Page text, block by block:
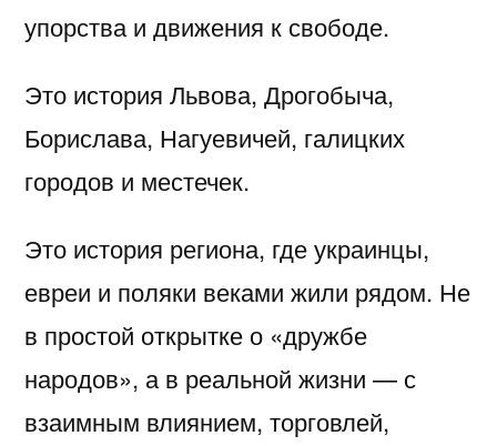
упорства и движения к свободе.
Это история Львова, Дрогобыча,
Борислава, Нагуевичей, галицких
городов и местечек.
Это история региона, где украинцы,
евреи и поляки веками жили рядом. Не
в простой открытке о «дружбе
народов», а в реальной жизни — с
взаимным влиянием, торговлей,